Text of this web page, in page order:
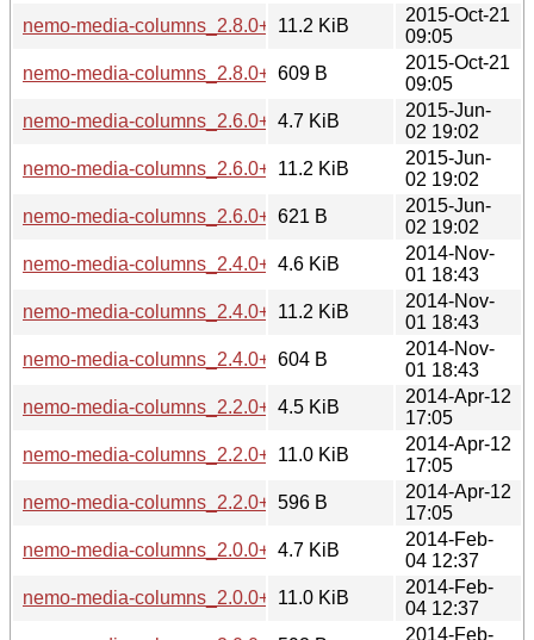
nemo-media-columns_2.8.0+rosa.tar.gz
11.2 KiB
2015-Oct-21
09:05
nemo-media-columns_2.8.0+rosa.dsc
609 B
2015-Oct-21
09:05
nemo-media-columns_2.6.0+rafaela_all.deb
4.7 KiB
2015-Jun-
02 19:02
nemo-media-columns_2.6.0+rafaela.tar.gz
11.2 KiB
2015-Jun-
02 19:02
nemo-media-columns_2.6.0+rafaela.dsc
621 B
2015-Jun-
02 19:02
nemo-media-columns_2.4.0+rebecca_all.deb
4.6 KiB
2014-Nov-
01 18:43
nemo-media-columns_2.4.0+rebecca.tar.gz
11.2 KiB
2014-Nov-
01 18:43
nemo-media-columns_2.4.0+rebecca.dsc
604 B
2014-Nov-
01 18:43
nemo-media-columns_2.2.0+qiana_all.deb
4.5 KiB
2014-Apr-12
17:05
nemo-media-columns_2.2.0+qiana.tar.gz
11.0 KiB
2014-Apr-12
17:05
nemo-media-columns_2.2.0+qiana.dsc
596 B
2014-Apr-12
17:05
nemo-media-columns_2.0.0+lmde_all.deb
4.7 KiB
2014-Feb-
04 12:37
nemo-media-columns_2.0.0+lmde.tar.gz
11.0 KiB
2014-Feb-
04 12:37
2014-Feb-